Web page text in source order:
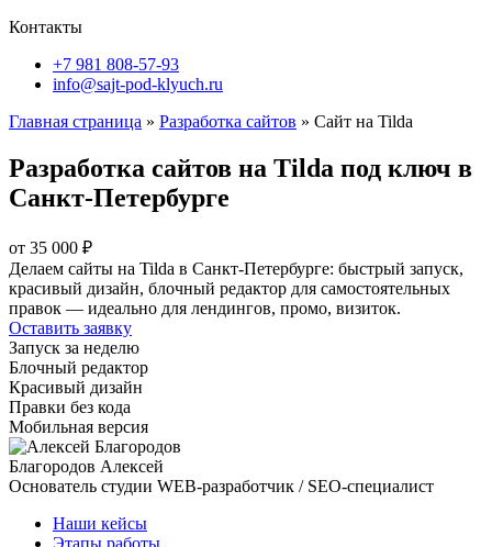
Контакты
+7 981 808-57-93
info@sajt-pod-klyuch.ru
Главная страница » Разработка сайтов » Сайт на Tilda
Разработка сайтов на Tilda под ключ в
Санкт-Петербурге
от 35 000 ₽
Делаем сайты на Tilda в Санкт-Петербурге: быстрый запуск,
красивый дизайн, блочный редактор для самостоятельных
правок — идеально для лендингов, промо, визиток.
Оставить заявку
Запуск за неделю
Блочный редактор
Красивый дизайн
Правки без кода
Мобильная версия
Благородов Алексей
Основатель студии WEB-разработчик / SEO-специалист
Наши кейсы
Этапы работы